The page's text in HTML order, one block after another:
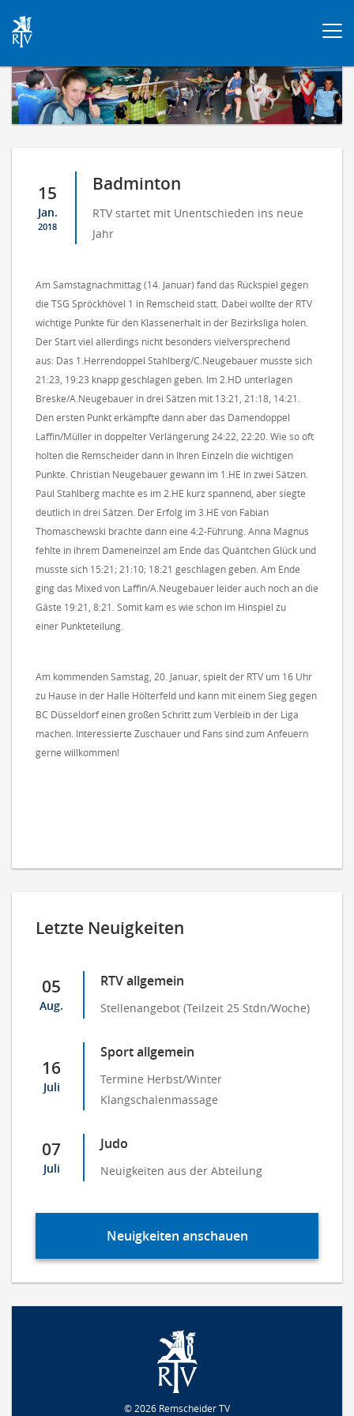
15
Jan.
2018
Badminton
RTV startet mit Unentschieden ins neue
Jahr
Am Samstagnachmittag (14. Januar) fand das Rückspiel gegen
die TSG Spröckhövel 1 in Remscheid statt. Dabei wollte der RTV
wichtige Punkte für den Klassenerhalt in der Bezirksliga holen.
Der Start viel allerdings nicht besonders vielversprechend
aus: Das 1.Herrendoppel Stahlberg/C.Neugebauer musste sich
21:23, 19:23 knapp geschlagen geben. Im 2.HD unterlagen
Breske/A.Neugebauer in drei Sätzen mit 13:21, 21:18, 14:21.
Den ersten Punkt erkämpfte dann aber das Damendoppel
Laffin/Müller in doppelter Verlängerung 24:22, 22:20. Wie so oft
holten die Remscheider dann in Ihren Einzeln die wichtigen
Punkte. Christian Neugebauer gewann im 1.HE in zwei Sätzen.
Paul Stahlberg machte es im 2.HE kurz spannend, aber siegte
deutlich in drei Sätzen. Der Erfolg im 3.HE von Fabian
Thomaschewski brachte dann eine 4:2-Führung. Anna Magnus
fehlte in ihrem Dameneinzel am Ende das Quäntchen Glück und
musste sich 15:21; 21:10; 18:21 geschlagen geben. Am Ende
ging das Mixed von Laffin/A.Neugebauer leider auch noch an die
Gäste 19:21, 8:21. Somit kam es wie schon im Hinspiel zu
einer Punkteteilung.
Am kommenden Samstag, 20. Januar, spielt der RTV um 16 Uhr
zu Hause in der Halle Hölterfeld und kann mit einem Sieg gegen
BC Düsseldorf einen großen Schritt zum Verbleib in der Liga
machen. Interessierte Zuschauer und Fans sind zum Anfeuern
gerne willkommen!
Letzte Neuigkeiten
05
Aug.
RTV allgemein
Stellenangebot (Teilzeit 25 Stdn/Woche)
16
Juli
Sport allgemein
Termine Herbst/Winter
Klangschalenmassage
07
Juli
Judo
Neuigkeiten aus der Abteilung
Neuigkeiten anschauen
© 2026 Remscheider TV